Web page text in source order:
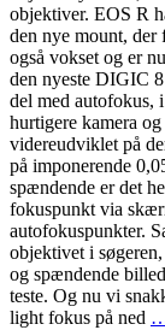
objektiver. EOS R
den nye mount, der
også vokset og er
den nyeste DIGIC 8
del med autofokus,
hurtigere kamera
videreudviklet på
på imponerende
spændende er det
fokuspunkt via
autofokuspunkter.
objektivet i
og spændende
teste. Og nu vi
light fokus på ned